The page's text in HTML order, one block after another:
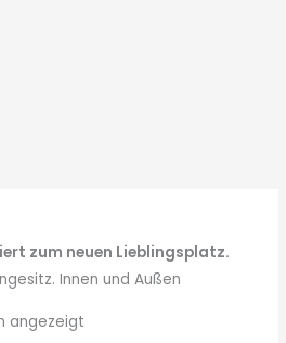
zum neuen Lieblingsplatz.
Innen und Außen
angezeigt